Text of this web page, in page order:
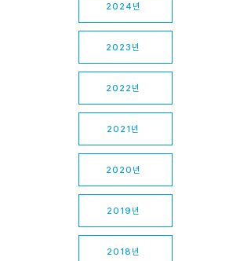
2024년
2023년
2022년
2021년
2020년
2019년
2018년